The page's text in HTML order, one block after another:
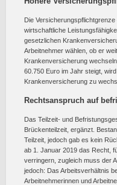
Die
wirtschaftliche
gesetzlichen
Arbeitnehmer wählen, ob er
Krankenversicherung
60.750 Euro im Jahr steigt,
Krankenversicherung zu
Rechtsanspruch auf
Das Teilzeit- und
Brückenteilzeit, ergänzt.
Teilzeit, jedoch gab es kein
ab 1. Januar 2019 das Recht,
verringern, zugleich muss der
jedoch: Das Arbeitsverhältnis
Arbeitnehmerinnen und